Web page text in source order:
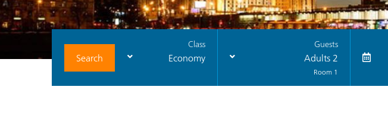
Guests
2 Adults
1 Room
Class
Economy
Search